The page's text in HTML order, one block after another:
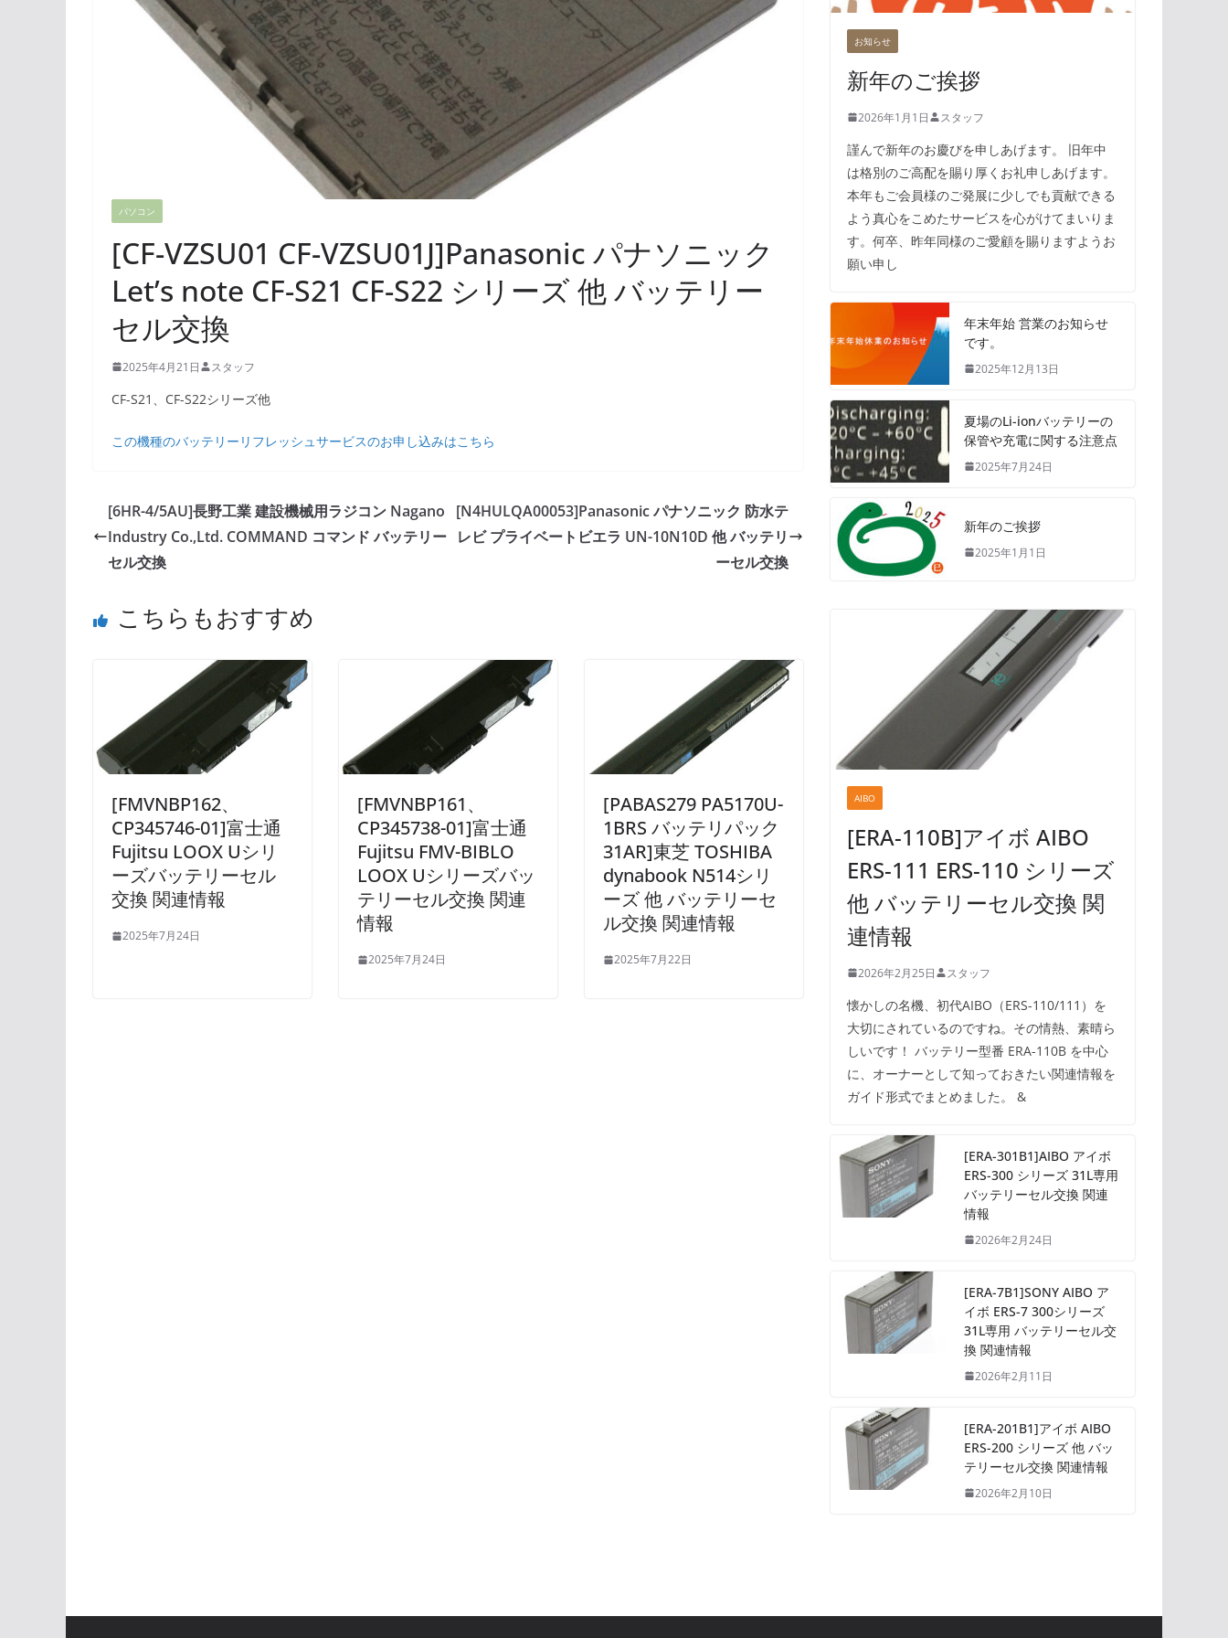
パソコン
[CF-VZSU01 CF-VZSU01J]Panasonic パナソニック
Let’s note CF-S21 CF-S22 シリーズ 他 バッテリー
セル交換
2025年4月21日 スタッフ
CF-S21、CF-S22シリーズ他
この機種のバッテリーリフレッシュサービスのお申し込みはこちら
[6HR-4/5AU]長野工業 建設機械用ラジコン Nagano
Industry Co.,Ltd. COMMAND コマンド バッテリー
セル交換
[N4HULQA00053]Panasonic パナソニック 防水テ
レビ プライベートビエラ UN-10N10D 他 バッテリ
ーセル交換
こちらもおすすめ
[FMVNBP162、
CP345746-01]富士通
Fujitsu LOOX Uシリ
ーズバッテリーセル
交換 関連情報
2025年7月24日
[FMVNBP161、
CP345738-01]富士通
Fujitsu FMV-BIBLO
LOOX Uシリーズバッ
テリーセル交換 関連
情報
2025年7月24日
[PABAS279 PA5170U-
1BRS バッテリパック
31AR]東芝 TOSHIBA
dynabook N514シリ
ーズ 他 バッテリーセ
ル交換 関連情報
2025年7月22日
お知らせ
新年のご挨拶
2026年1月1日 スタッフ
謹んで新年のお慶びを申しあげます。 旧年中
は格別のご高配を賜り厚くお礼申しあげます。
本年もご会員様のご発展に少しでも貢献できる
よう真心をこめたサービスを心がけてまいりま
す。何卒、昨年同様のご愛顧を賜りますようお
願い申し
年末年始 営業のお知らせ
です。
2025年12月13日
夏場のLi-ionバッテリーの
保管や充電に関する注意点
2025年7月24日
新年のご挨拶
2025年1月1日
AIBO
[ERA-110B]アイボ AIBO
ERS-111 ERS-110 シリーズ
他 バッテリーセル交換 関
連情報
2026年2月25日 スタッフ
懐かしの名機、初代AIBO（ERS-110/111）を
大切にされているのですね。その情熱、素晴ら
しいです！ バッテリー型番 ERA-110B を中心
に、オーナーとして知っておきたい関連情報を
ガイド形式でまとめました。 &
[ERA-301B1]AIBO アイボ
ERS-300 シリーズ 31L専用
バッテリーセル交換 関連
情報
2026年2月24日
[ERA-7B1]SONY AIBO ア
イボ ERS-7 300シリーズ
31L専用 バッテリーセル交
換 関連情報
2026年2月11日
[ERA-201B1]アイボ AIBO
ERS-200 シリーズ 他 バッ
テリーセル交換 関連情報
2026年2月10日